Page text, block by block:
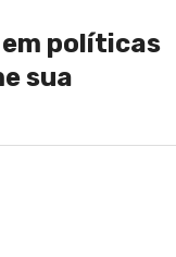
políticas
sua